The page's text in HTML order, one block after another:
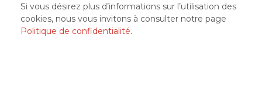
Si vous désirez plus d’informations sur l’utilisation des
cookies, nous vous invitons à consulter notre page
Politique de confidentialité.